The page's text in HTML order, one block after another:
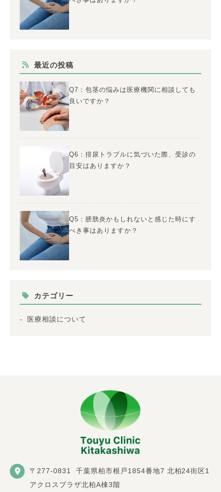
最近の投稿
Q7：包茎の悩みは医療機関に相談しても
良いですか？
Q6：排尿トラブルに気づいた際、受診の
目安はありますか？
Q5：膀胱炎かもしれないと感じた時にす
べき事はありますか？
カテゴリー
医療相談について
〒277-0831
千葉県柏市根戸1854番地7 北柏24街区1
アクロスプラザ北柏A棟3階